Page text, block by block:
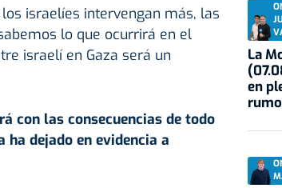
israelíes intervengan más, las
lo que ocurrirá en el
israelí en Gaza será un
con las consecuencias de todo
dejado en evidencia a
La
en